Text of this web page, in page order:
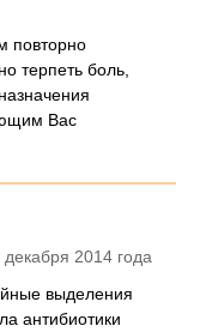
повторно
терпеть боль,
Вас
декабря 2014 года
выделения
антибиотики